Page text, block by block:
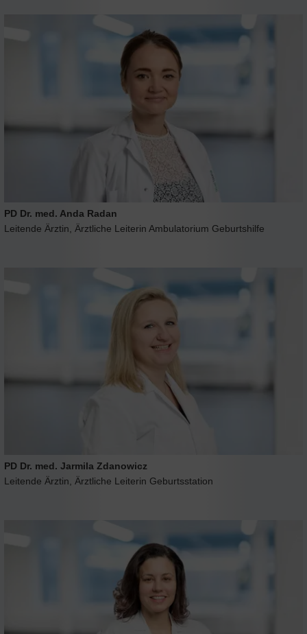
PD Dr. med. Anda Radan
Leitende Ärztin, Ärztliche Leiterin Ambulatorium Geburtshilfe
PD Dr. med. Jarmila Zdanowicz
Leitende Ärztin, Ärztliche Leiterin Geburtsstation